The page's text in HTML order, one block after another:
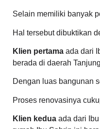
Selain memiliki banyak
Hal tersebut dibuktikan
Klien pertama ada dari
berada di daerah
Dengan luas bangunan
Proses renovasinya
Klien kedua ada dari